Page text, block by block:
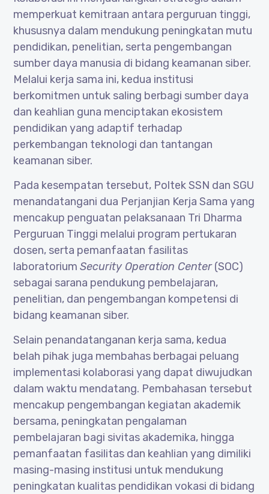
memperkuat kemitraan antara perguruan tinggi,
khususnya dalam mendukung peningkatan mutu
pendidikan, penelitian, serta pengembangan
sumber daya manusia di bidang keamanan siber.
Melalui kerja sama ini, kedua institusi
berkomitmen untuk saling berbagi sumber daya
dan keahlian guna menciptakan ekosistem
pendidikan yang adaptif terhadap
perkembangan teknologi dan tantangan
keamanan siber.
Pada kesempatan tersebut, Poltek SSN dan SGU
menandatangani dua Perjanjian Kerja Sama yang
mencakup penguatan pelaksanaan Tri Dharma
Perguruan Tinggi melalui program pertukaran
dosen, serta pemanfaatan fasilitas
laboratoriumSecurity Operation Center(SOC)
sebagai sarana pendukung pembelajaran,
penelitian, dan pengembangan kompetensi di
bidang keamanan siber.
Selain penandatanganan kerja sama, kedua
belah pihak juga membahas berbagai peluang
implementasi kolaborasi yang dapat diwujudkan
dalam waktu mendatang. Pembahasan tersebut
mencakup pengembangan kegiatan akademik
bersama, peningkatan pengalaman
pembelajaran bagi sivitas akademika, hingga
pemanfaatan fasilitas dan keahlian yang dimiliki
masing-masing institusi untuk mendukung
peningkatan kualitas pendidikan vokasi di bidang